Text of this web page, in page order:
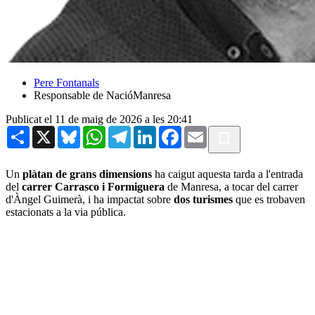
Pere Fontanals
Responsable de NacióManresa
Publicat el 11 de maig de 2026 a les 20:41
Share X BlueskyWhatsAppTelegramLinkedInFacebook
Email
Un plàtan de grans dimensions ha caigut aquesta tarda a l'entrada
del carrer Carrasco i Formiguera de Manresa, a tocar del carrer
d'Àngel Guimerà, i ha impactat sobre dos turismes que es trobaven
estacionats a la via pública.